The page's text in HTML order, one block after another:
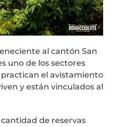
al cantón San
uno de los sectores
el avistamiento
y están vinculados al
de reservas